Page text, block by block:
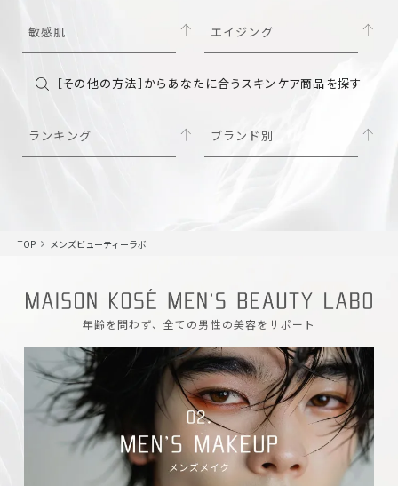
敏感肌 エイジング
［その他の方法］からあなたに合うスキンケア商品を探す
ランキング ブランド別
TOP メンズビューティーラボ
年齢を問わず、全ての男性の美容をサポート